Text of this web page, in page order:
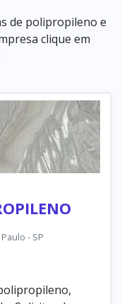
de polipropileno e
clique em
- SP